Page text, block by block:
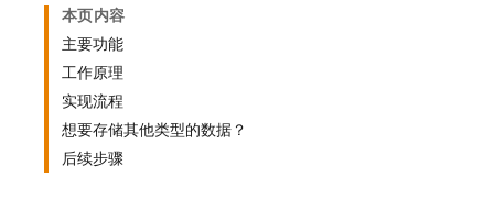
本页内容
主要功能
工作原理
实现流程
想要存储其他类型的数据？
后续步骤